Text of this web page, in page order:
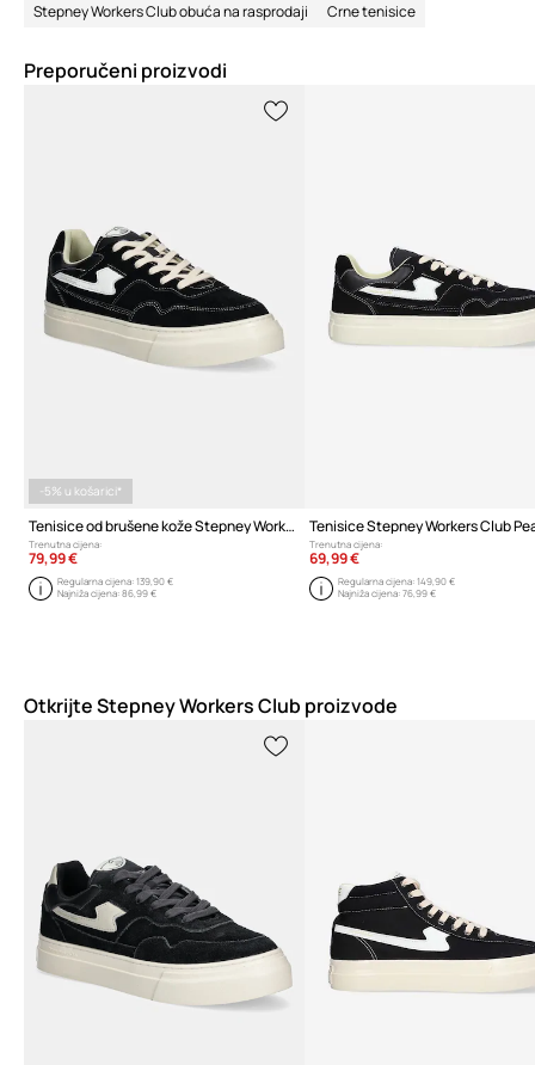
Stepney Workers Club obuća na rasprodaji Crne tenisice
Preporučeni proizvodi
-5% u košarici*
Tenisice od brušene kože Stepney Workers Club Pearl S-Strike Suede
Trenutna cijena:
79,99 €
Regularna cijena:139,90 €
Najniža cijena:86,99 €
Trenutna cijena:
69,99 €
Regularna cijena: 149,90 €
Najniža cijena: 76,99 €
Otkrijte Stepney Workers Club proizvode